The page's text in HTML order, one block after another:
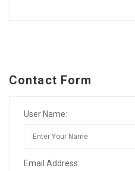
Contact Form
User Name:
Email Address: